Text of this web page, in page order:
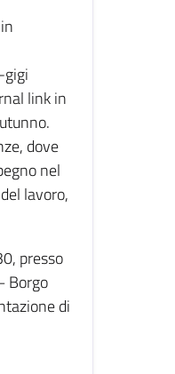
link in
dove
nel
lavoro,
presso
Borgo
di
FALOSSI,